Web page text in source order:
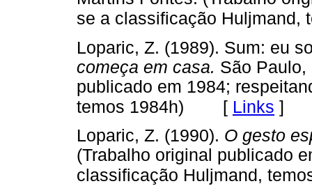
se a classificação Huljmand,
Loparic, Z. (1989). Sum: eu
começa em casa. São Paulo,
publicado em 1984;
temos 1984h) [ Links ]
Loparic, Z. (1990). O gesto
(Trabalho original publicado
classificação Huljmand,